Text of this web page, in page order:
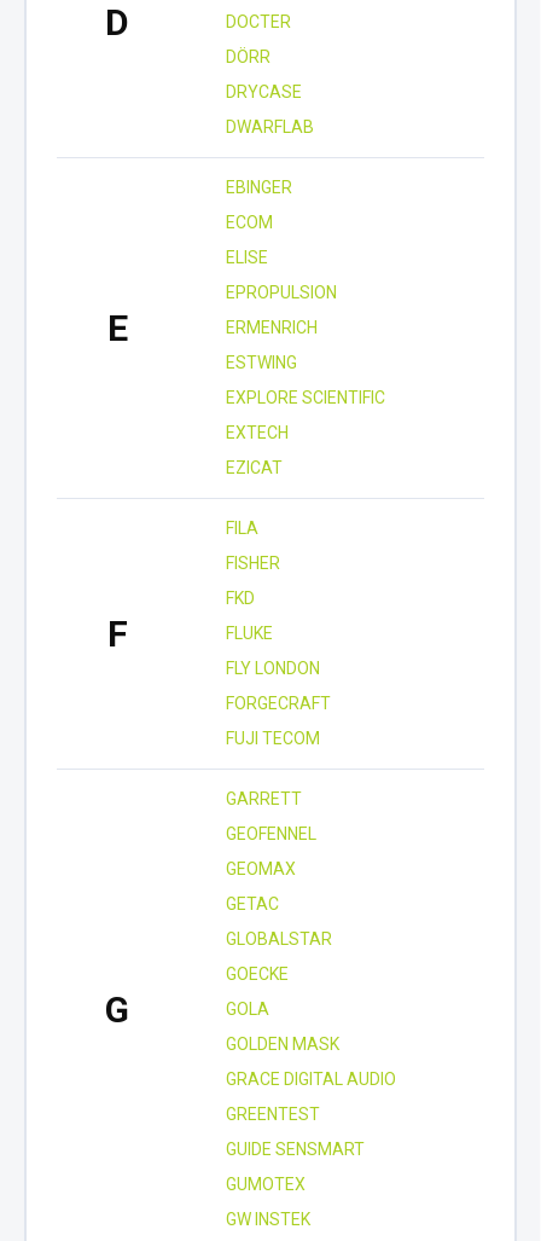
D
DOCTER
DÖRR
DRYCASE
DWARFLAB
E
EBINGER
ECOM
ELISE
EPROPULSION
ERMENRICH
ESTWING
EXPLORE SCIENTIFIC
EXTECH
EZICAT
F
FILA
FISHER
FKD
FLUKE
FLY LONDON
FORGECRAFT
FUJI TECOM
G
GARRETT
GEOFENNEL
GEOMAX
GETAC
GLOBALSTAR
GOECKE
GOLA
GOLDEN MASK
GRACE DIGITAL AUDIO
GREENTEST
GUIDE SENSMART
GUMOTEX
GW INSTEK